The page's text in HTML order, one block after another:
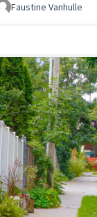
Faustine Vanhulle